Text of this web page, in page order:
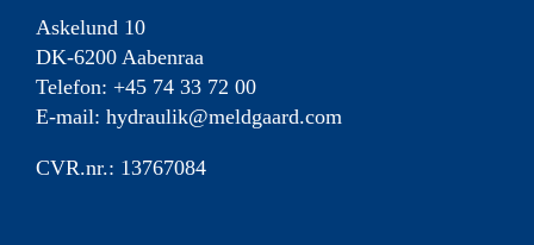
Askelund 10
DK-6200 Aabenraa
Telefon: +45 74 33 72 00
E-mail: hydraulik@meldgaard.com
CVR.nr.: 13767084